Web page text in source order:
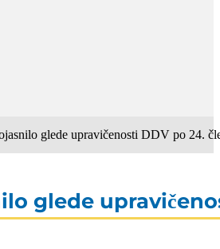
glede upravičenosti DDV po 24.
glede